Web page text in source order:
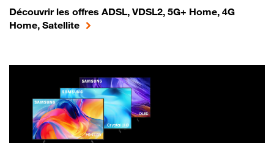
Découvrir les offres ADSL, VDSL2, 5G+ Home, 4G
Home, Satellite